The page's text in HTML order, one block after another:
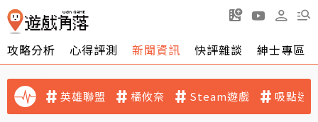
攻略分析 心得評測 新聞資訊 快評雜談 紳士專區
英雄聯盟 橘攸奈 Steam遊戲 吸點迷